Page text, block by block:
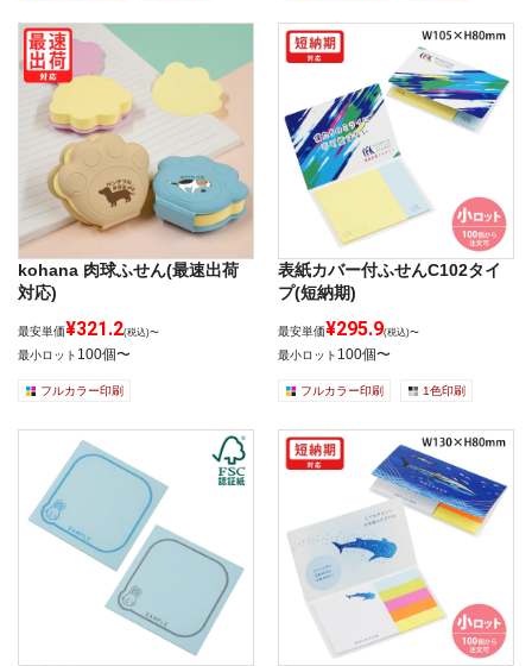
kohana 肉球ふせん(最速出荷
対応)
最安単価¥321.2(税込)〜
最小ロット 100個〜
フルカラー印刷
表紙カバー付ふせんC102タイ
プ(短納期)
最安単価¥295.9(税込)〜
最小ロット 100個〜
フルカラー印刷 1色印刷